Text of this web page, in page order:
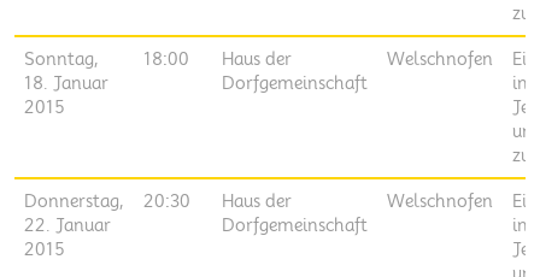
Sonntag,
18. Januar
2015
18:00
Haus der
Dorfgemeinschaft
Welschnofen
ins
Donnerstag,
22. Januar
2015
20:30
Haus der
Dorfgemeinschaft
Welschnofen
ins